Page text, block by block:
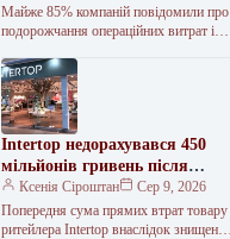
Майже 85% компаній повідомили про
подорожчання операційних витрат і
відкритих джерел. Шість із десяти
представників малого…
Intertop недорахувався 450
мільйонів гривень після
руйнування складу під
Києвом
Ксенія Сіроштан
Сер 9, 2026
Попередня сума прямих втрат товару
ритейлера Intertop внаслідок знищення